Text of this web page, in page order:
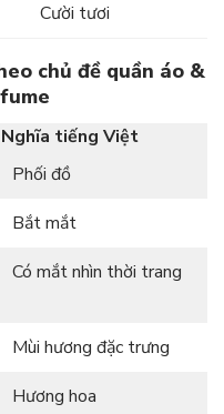
Cười tươi
chủ đề quần áo &
Nghĩa tiếng Việt
Phối đồ
Bắt mắt
Có mắt nhìn thời trang
Mùi hương đặc trưng
Hương hoa